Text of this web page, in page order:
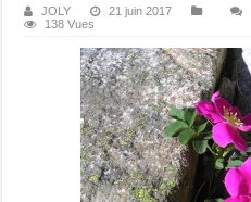
JOLY 21 juin 2017
138 Vues